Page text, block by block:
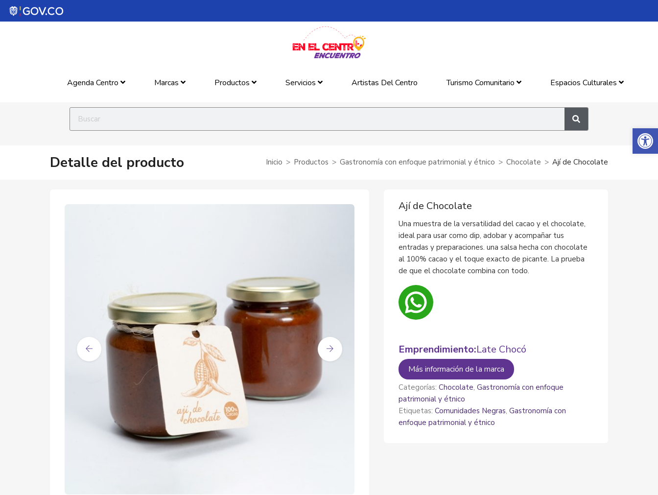
Abrir
Agenda Centro Marcas Productos Servicios Artistas Del Centro Turismo Comunitario Espacios Culturales
Detalle del producto Inicio Productos Gastronomía con enfoque patrimonial y étnico Chocolate Ají de Chocolate
Ají de Chocolate
Una muestra de la versatilidad del cacao y el chocolate,
ideal para usar como dip, adobar y acompañar tus
entradas y preparaciones. una salsa hecha con chocolate
al 100% cacao y el toque exacto de picante. La prueba
de que el chocolate combina con todo.
Emprendimiento:Late Chocó
Más información de la marca
Categorías:Chocolate,Gastronomía con enfoque
patrimonial y étnico
Etiquetas:Comunidades Negras,Gastronomía con
enfoque patrimonial y étnico